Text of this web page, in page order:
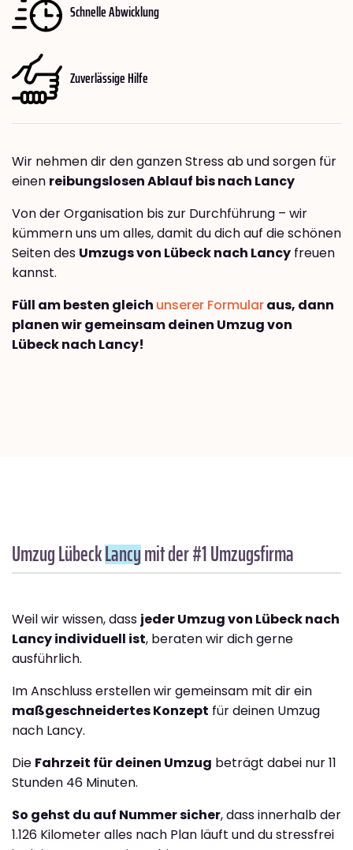
Schnelle Abwicklung
Zuverlässige Hilfe
Wir nehmen dir den ganzen Stress ab und sorgen für
einen reibungslosen Ablauf bis nach Lancy
Von der Organisation bis zur Durchführung – wir
kümmern uns um alles, damit du dich auf die schönen
Seiten des Umzugs von Lübeck nach Lancy freuen
kannst.
Füll am besten gleich unserer Formularaus, dann
planen wir gemeinsam deinen Umzug von
Lübeck nach Lancy!
Umzug LübeckLancymit der #1 Umzugsfirma
Weil wir wissen, dass jeder Umzug von Lübeck nach
Lancy individuell ist, beraten wir dich gerne
ausführlich.
Im Anschluss erstellen wir gemeinsam mit dir ein
maßgeschneidertes Konzept für deinen Umzug
nach Lancy.
Die Fahrzeit für deinen Umzug beträgt dabei nur 11
Stunden 46 Minuten.
So gehst du auf Nummer sicher, dass innerhalb der
1.126 Kilometer alles nach Plan läuft und du stressfrei